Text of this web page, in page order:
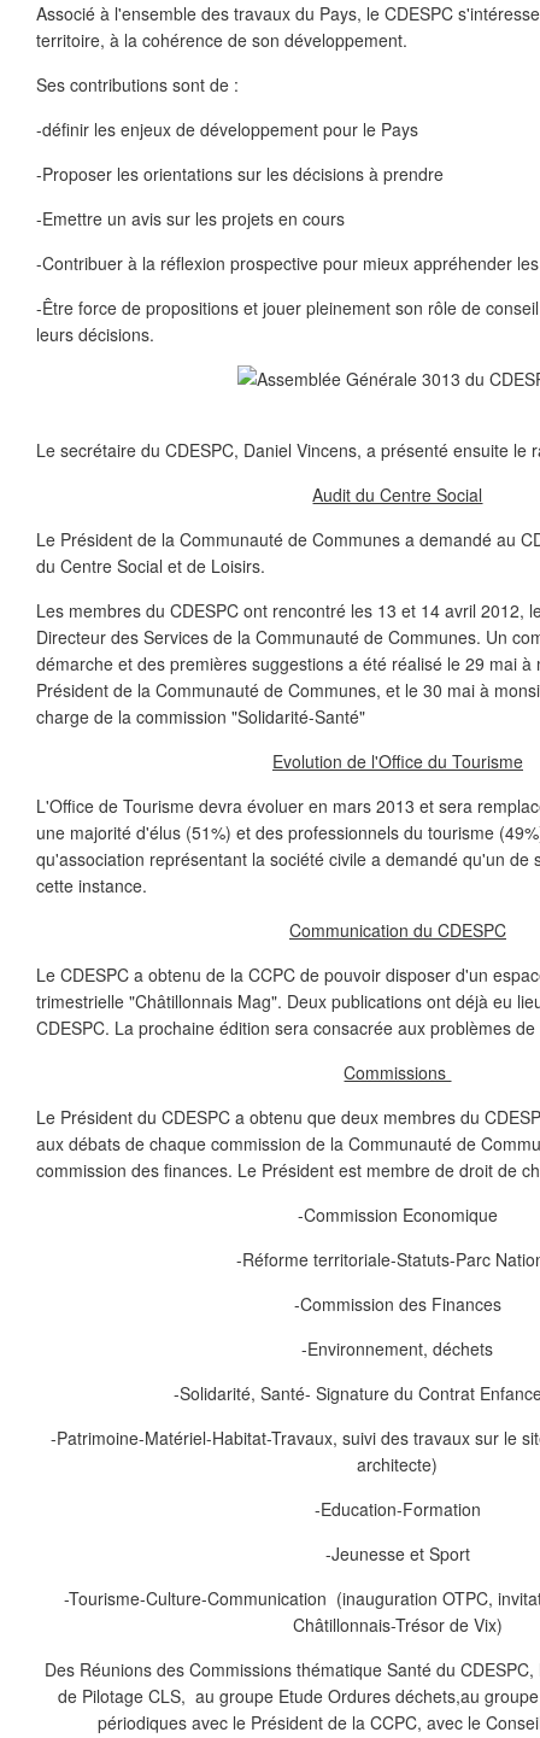
Associé à l'ensemble des travaux du Pays, le CDESPC
territoire, à la cohérence de son développement.
Ses contributions sont de :
-définir les enjeux de développement pour le Pays
-Proposer les orientations sur les décisions à prendre
-Emettre un avis sur les projets en cours
-Contribuer à la réflexion prospective pour mieux appréhender
-Être force de propositions et jouer pleinement son rôle de
leurs décisions.
Le secrétaire du CDESPC, Daniel Vincens, a présenté ensuite le
Audit du Centre Social
Le Président de la Communauté de Communes a demandé au
du Centre Social et de Loisirs.
Les membres du CDESPC ont rencontré les 13 et 14 avril 2012,
Directeur des Services de la Communauté de Communes. Un
démarche et des premières suggestions a été réalisé le 29 mai à
Président de la Communauté de Communes, et le 30 mai à
charge de la commission "Solidarité-Santé"
Evolution de l'Office du Tourisme
L'Office de Tourisme devra évoluer en mars 2013 et sera
une majorité d'élus (51%) et des professionnels du tourisme
qu'association représentant la société civile a demandé qu'un de
cette instance.
Communication du CDESPC
Le CDESPC a obtenu de la CCPC de pouvoir disposer d'un
trimestrielle "Châtillonnais Mag". Deux publications ont déjà eu
CDESPC. La prochaine édition sera consacrée aux problèmes
Commissions
Le Président du CDESPC a obtenu que deux membres du
aux débats de chaque commission de la Communauté de
commission des finances. Le Président est membre de droit de
-Commission Economique
-Réforme territoriale-Statuts-Parc
-Commission des Finances
-Environnement, déchets
-Solidarité, Santé- Signature du Contrat
-Patrimoine-Matériel-Habitat-Travaux, suivi des travaux sur le
architecte)
-Education-Formation
-Jeunesse et Sport
-Tourisme-Culture-Communication (inauguration OTPC,
Châtillonnais-Trésor de Vix)
Des Réunions des Commissions thématique Santé du
de Pilotage CLS, au groupe Etude Ordures déchets,au
périodiques avec le Président de la CCPC, avec le